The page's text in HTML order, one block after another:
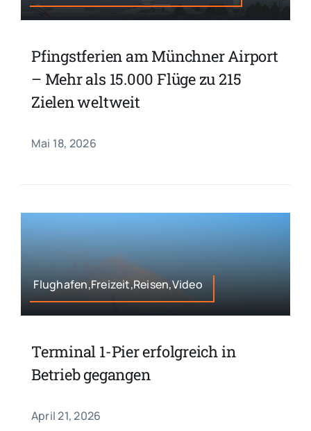
Pfingstferien am Münchner Airport
– Mehr als 15.000 Flüge zu 215
Zielen weltweit
Mai 18, 2026
Flughafen,Freizeit,Reisen,Video
Terminal 1-Pier erfolgreich in
Betrieb gegangen
April 21, 2026